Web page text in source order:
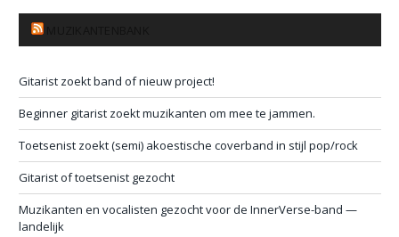
Gitarist zoekt band of nieuw project!
Beginner gitarist zoekt muzikanten om mee te jammen.
Toetsenist zoekt (semi) akoestische coverband in stijl pop/rock
Gitarist of toetsenist gezocht
Muzikanten en vocalisten gezocht voor de InnerVerse-band —
landelijk